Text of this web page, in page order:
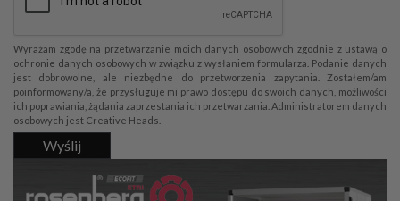
Wyrażam zgodę na przetwarzanie moich danych osobowych zgodnie z ustawą o
ochronie danych osobowych w związku z wysłaniem formularza. Podanie danych
jest dobrowolne, ale niezbędne do przetworzenia zapytania. Zostałem/am
poinformowany/a, że przysługuje mi prawo dostępu do swoich danych, możliwości
ich poprawiania, żądania zaprzestania ich przetwarzania. Administratorem danych
osobowych jest Creative Heads.
Wyślij